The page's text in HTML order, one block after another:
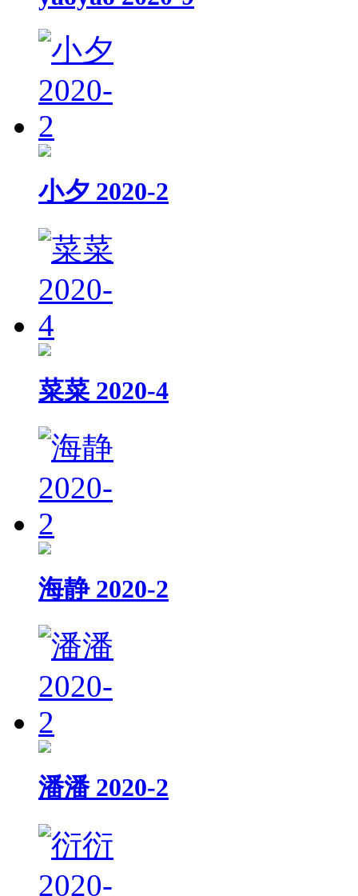
小夕 2020-2
菜菜 2020-4
海静 2020-2
潘潘 2020-2